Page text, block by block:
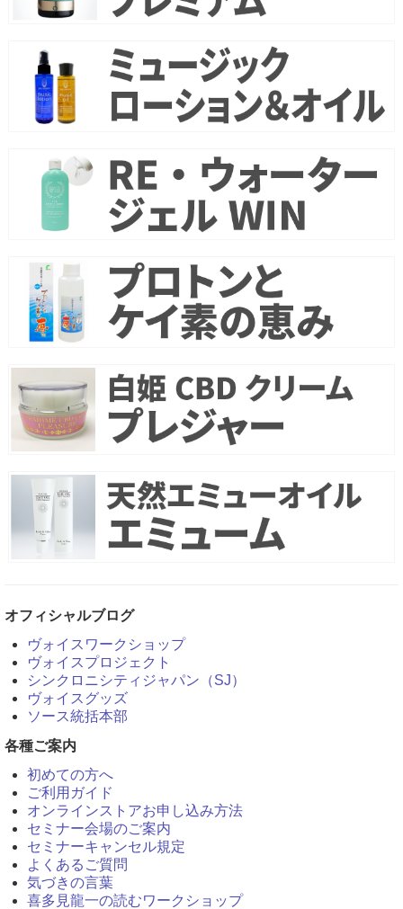
オフィシャルブログ
ヴォイスワークショップ
ヴォイスプロジェクト
シンクロニシティジャパン（SJ）
ヴォイスグッズ
ソース統括本部
各種ご案内
初めての方へ
ご利用ガイド
オンラインストアお申し込み方法
セミナー会場のご案内
セミナーキャンセル規定
よくあるご質問
気づきの言葉
喜多見龍一の読むワークショップ